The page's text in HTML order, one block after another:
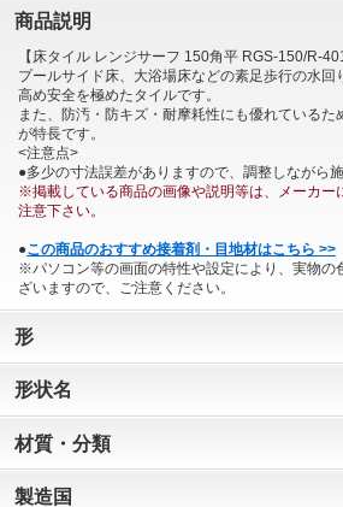
商品説明
【床タイル レンジサーフ 150角平 RGS-150/R-
プールサイド床、大浴場床などの素足歩行の水回
高め安全を極めたタイルです。
また、防汚・防キズ・耐摩耗性にも優れている
が特長です。
<注意点>
●多少の寸法誤差がありますので、調整しながら施
※掲載している商品の画像や説明等は、メーカー
注意下さい。
●この商品のおすすめ接着剤・目地材はこちら >>
※パソコン等の画面の特性や設定により、実物の
ざいますので、ご注意ください。
形
形状名
材質・分類
製造国